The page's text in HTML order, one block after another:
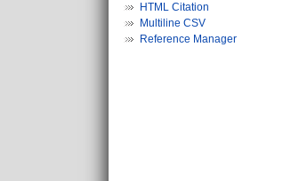
HTML Citation
Multiline CSV
Reference Manager